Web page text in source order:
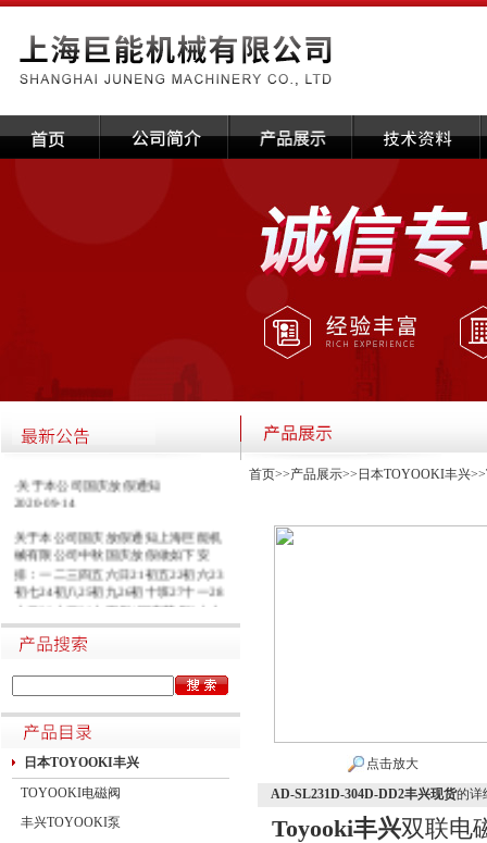
·关于本公司国庆放假通知
2020-09-14
关于本公司国庆放假通知上海巨能机
械有限公司中秋国庆放假做如下安
排：一二三四五六日21初五22初六23
初七24初八25初九26初十班27十一28
十二29十三30十四假1国庆节假2十六
假3十七假4十八假5十九假6二十假7
廿一假8廿二9廿三班10廿四11廿五10
日（星期日）、10月10日（星期六）
上班。在此期间如有进口产品需要采
购的客户，为避免您的货期受到影
响，请提前安排订货事宜。高速规定
如下1.高速免费规定时间：2020年10
月1日0时-10月8日24时，共8天
日本TOYOOKI丰兴
TOYOOKI电磁阀
丰兴TOYOOKI泵
首页>>产品展示>> 日本TOYOOKI丰兴>>
点击放大
AD-SL231D-304D-DD2丰兴现货的详
Toyooki丰兴双联电